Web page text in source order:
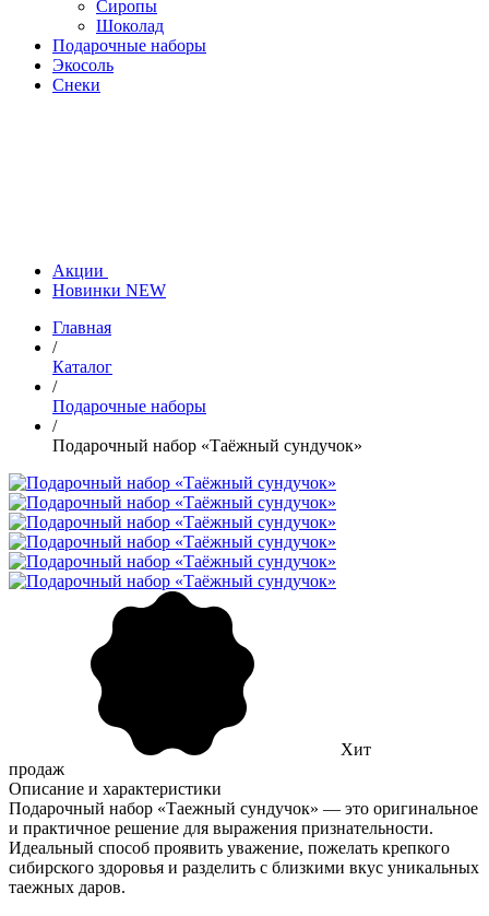
Сиропы
Шоколад
Подарочные наборы
Экосоль
Снеки
Акции
Новинки NEW
Главная
/
Каталог
/
Подарочные наборы
/
Подарочный набор «Таёжный сундучок»
Хит
продаж
Описание и характеристики
Подарочный набор «Таежный сундучок» — это оригинальное
и практичное решение для выражения признательности.
Идеальный способ проявить уважение, пожелать крепкого
сибирского здоровья и разделить с близкими вкус уникальных
таежных даров.